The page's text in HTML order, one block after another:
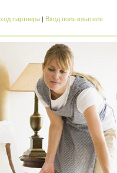
партнера | Вход пользователя